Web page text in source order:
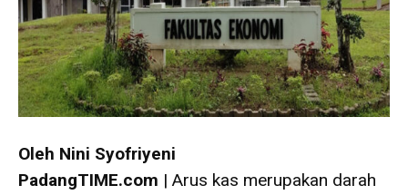
Oleh Nini Syofriyeni
PadangTIME.com | Arus kas merupakan darah